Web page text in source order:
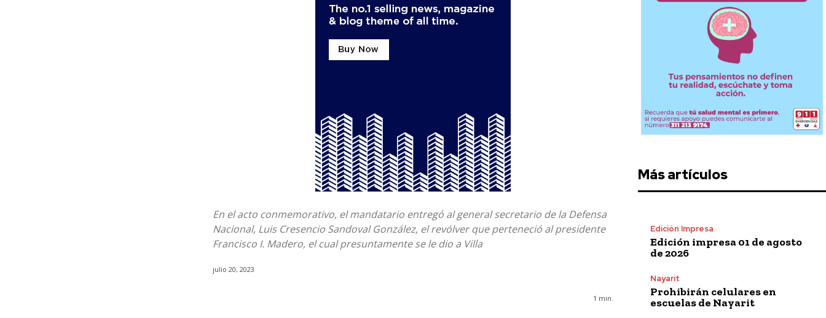
En el acto conmemorativo, el mandatario entregó al general secretario de la Defensa
Nacional, Luis Cresencio Sandoval González, el revólver que perteneció al presidente
Francisco I. Madero, el cual presuntamente se le dio a Villa
julio 20, 2023
1 min.
Más artículos
Edición Impresa
Edición impresa 01 de agosto
de 2026
Nayarit
Prohibirán celulares en
escuelas de Nayarit